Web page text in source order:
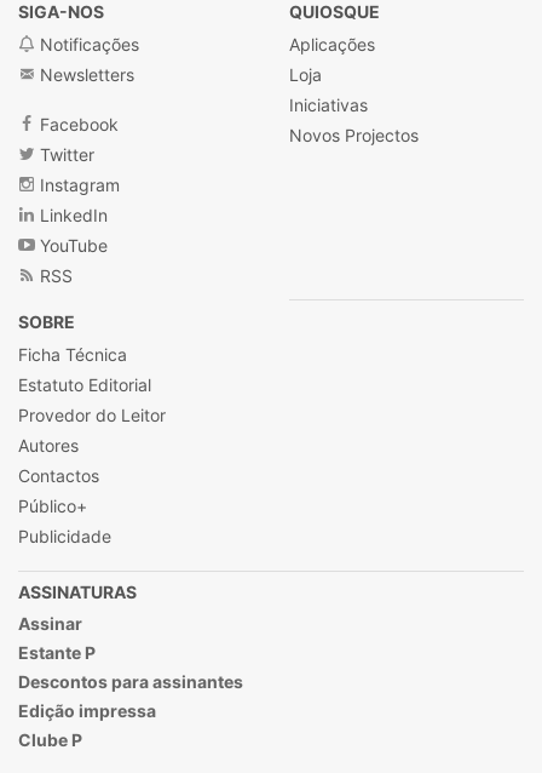
SIGA-NOS
Notificações
Newsletters
Facebook
Twitter
Instagram
LinkedIn
YouTube
RSS
QUIOSQUE
Aplicações
Loja
Iniciativas
Novos Projectos
SOBRE
Ficha Técnica
Estatuto Editorial
Provedor do Leitor
Autores
Contactos
Público+
Publicidade
ASSINATURAS
Assinar
Estante P
Descontos para assinantes
Edição impressa
Clube P